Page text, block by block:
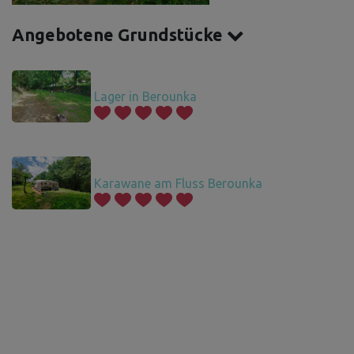
Angebotene Grundstücke
Lager in Berounka
Karawane am Fluss Berounka